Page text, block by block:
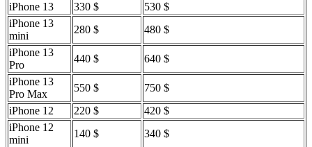
iPhone 13
330 $
530 $
iPhone 13
mini
280 $
480 $
iPhone 13
Pro
440 $
640 $
iPhone 13
Pro Max
550 $
750 $
iPhone 12
220 $
420 $
iPhone 12
mini
140 $
340 $